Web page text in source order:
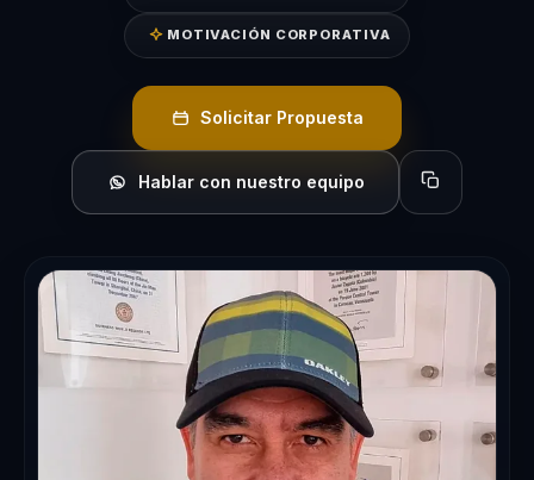
MOTIVACIÓN CORPORATIVA
Solicitar Propuesta
Hablar con nuestro equipo Copiar perfil